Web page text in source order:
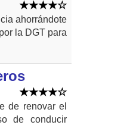
ahorrándote
la DGT para
de renovar el
de conducir